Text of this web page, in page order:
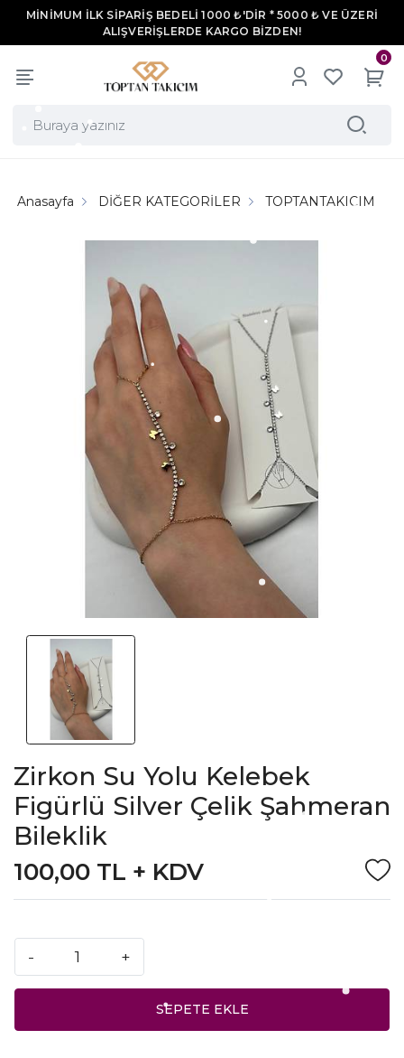
MİNİMUM İLK SİPARİŞ BEDELİ 1000 ₺'DİR * 5000 ₺ VE ÜZERİ
ALIŞVERİŞLERDE KARGO BİZDEN!
0
Anasayfa DİĞER KATEGORİLER TOPTANTAKICIM
Zirkon Su Yolu Kelebek
Figürlü Silver Çelik Şahmeran
Bileklik
100,00 TL + KDV
- +
SEPETE EKLE